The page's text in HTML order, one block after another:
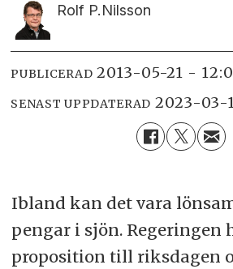
Rolf P.Nilsson
PUBLICERAD 2013-05-21 -
SENAST UPPDATERAD 2023-03-
Ibland kan det vara
pengar i sjön. Regeringen
proposition till riksdagen